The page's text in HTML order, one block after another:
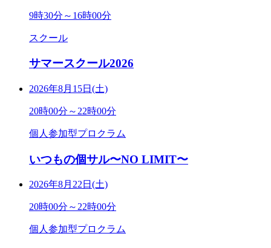
9時30分～16時00分
スクール
サマースクール2026
2026年8月15日(土)
20時00分～22時00分
個人参加型プロクラム
いつもの個サル〜NO LIMIT〜
2026年8月22日(土)
20時00分～22時00分
個人参加型プロクラム